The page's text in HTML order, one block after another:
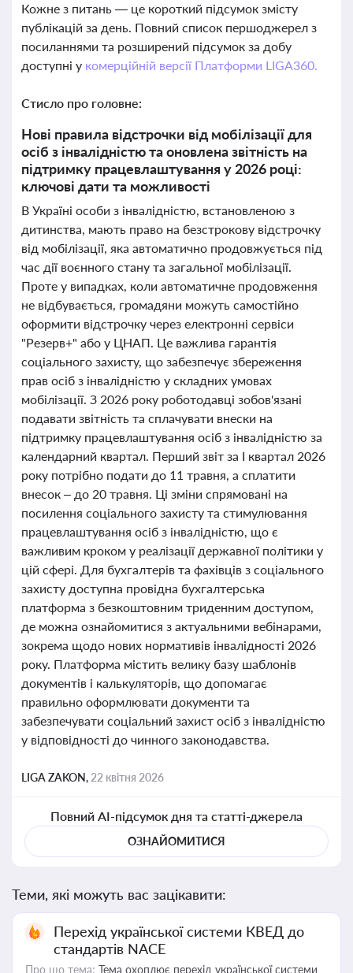
Кожне з питань — це короткий підсумок змісту
публікацій за день. Повний список першоджерел з
посиланнями та розширений підсумок за добу
доступні у комерційній версії Платформи LIGA360.
Стисло про головне:
Нові правила відстрочки від мобілізації для
осіб з інвалідністю та оновлена звітність на
підтримку працевлаштування у 2026 році:
ключові дати та можливості
В Україні особи з інвалідністю, встановленою з
дитинства, мають право на безстрокову відстрочку
від мобілізації, яка автоматично продовжується під
час дії воєнного стану та загальної мобілізації.
Проте у випадках, коли автоматичне продовження
не відбувається, громадяни можуть самостійно
оформити відстрочку через електронні сервіси
"Резерв+" або у ЦНАП. Це важлива гарантія
соціального захисту, що забезпечує збереження
прав осіб з інвалідністю у складних умовах
мобілізації. З 2026 року роботодавці зобов'язані
подавати звітність та сплачувати внески на
підтримку працевлаштування осіб з інвалідністю за
календарний квартал. Перший звіт за І квартал 2026
року потрібно подати до 11 травня, а сплатити
внесок – до 20 травня. Ці зміни спрямовані на
посилення соціального захисту та стимулювання
працевлаштування осіб з інвалідністю, що є
важливим кроком у реалізації державної політики у
цій сфері. Для бухгалтерів та фахівців з соціального
захисту доступна провідна бухгалтерська
платформа з безкоштовним триденним доступом,
де можна ознайомитися з актуальними вебінарами,
зокрема щодо нових нормативів інвалідності 2026
року. Платформа містить велику базу шаблонів
документів і калькуляторів, що допомагає
правильно оформлювати документи та
забезпечувати соціальний захист осіб з інвалідністю
у відповідності до чинного законодавства.
LIGA ZAKON, 22 квітня 2026
Повний AI-підсумок дня та статті-джерела
ОЗНАЙОМИТИСЯ
Теми, які можуть вас зацікавити:
Перехід української системи КВЕД до
стандартів NACE
Про що тема: Тема охоплює перехід української системи